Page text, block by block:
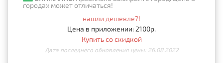
городах может отличаться!
нашли дешевле?!
Цена в приложении: 2100р.
Купить со скидкой
Дата последнего обновления цены: 26.08.2022